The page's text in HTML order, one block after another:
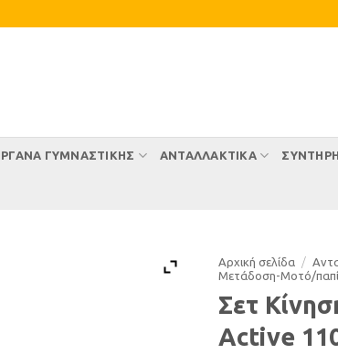
ΓΥΜΝΑΣΤΙΚΗΣ ΑΝΤΑΛΛΑΚΤΙΚΑ
Αρχική σελίδα /
Μετάδοση-Μοτό/παπί
Σετ
Active